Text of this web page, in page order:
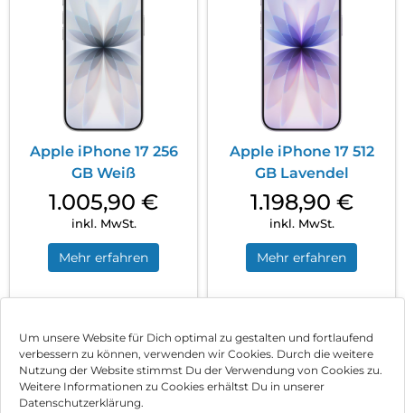
Um unsere Website für Dich optimal zu gestalten und fortlaufend
verbessern zu können, verwenden wir Cookies. Durch die weitere
Nutzung der Website stimmst Du der Verwendung von Cookies zu.
Weitere Informationen zu Cookies erhältst Du in unserer
Datenschutzerklärung.
Apple iPhone 17 256
GB Weiß
1.005,90 €
inkl. MwSt.
Mehr erfahren
Apple iPhone 17 512
GB Lavendel
1.198,90 €
inkl. MwSt.
Mehr erfahren
1 2 3 … 18 Nächste
Impressum